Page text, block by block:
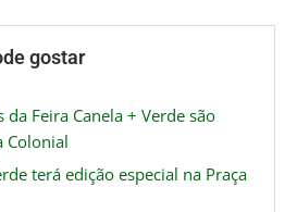
gostar
da Feira Canela + Verde são
Colonial
terá edição especial na Praça